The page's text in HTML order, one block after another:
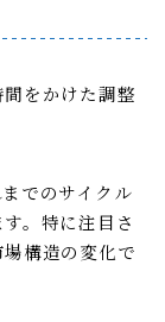
をかけた調整
でのサイクル
。特に注目さ
構造の変化で